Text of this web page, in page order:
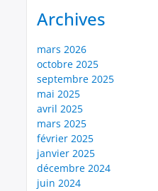
Archives
mars 2026
octobre 2025
septembre 2025
mai 2025
avril 2025
mars 2025
février 2025
janvier 2025
décembre 2024
juin 2024